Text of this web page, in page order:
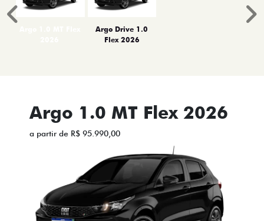
Argo Drive 1.0
Flex 2026
Anterior
Argo 1.0 MT Flex 2026
a partir de R$ 95.990,00